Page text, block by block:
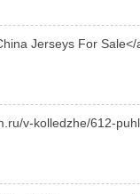
Jerseys For
v-kolledzhe/612-